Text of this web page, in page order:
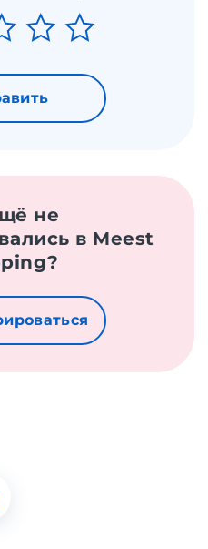
не
в Meest